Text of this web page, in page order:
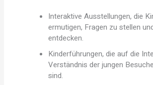
Interaktive Ausstellungen, die
ermutigen, Fragen zu stellen
entdecken.
Kinderführungen, die auf die
Verständnis der jungen
sind.